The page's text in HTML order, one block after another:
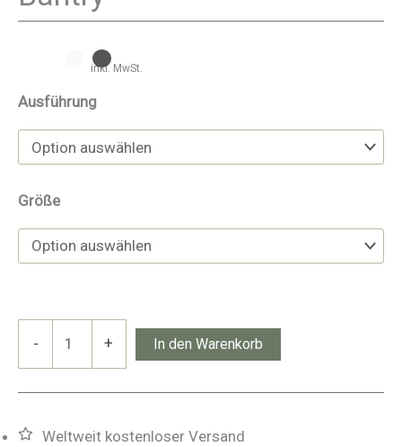
inkl. MwSt.
Ausführung
Größe
- + In den Warenkorb
Weltweit kostenloser Versand